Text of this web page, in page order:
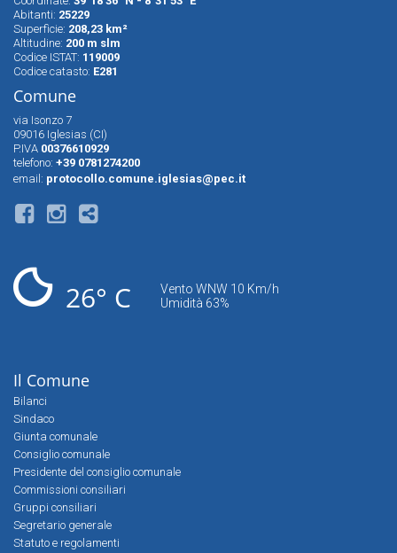
Abitanti: 25229
Superfìcie: 208,23 km²
Altitudine: 200 m slm
Codice ISTAT: 119009
Codice catasto: E281
Comune
via Isonzo 7
09016 Iglesias (CI)
P.IVA 00376610929
telefono: +39 0781274200
email: protocollo.comune.iglesias@pec.it
26° C
Vento WNW 10 Km/h
Umidità 63%
Il Comune
Bilanci
Sindaco
Giunta comunale
Consiglio comunale
Presidente del consiglio comunale
Commissioni consiliari
Gruppi consiliari
Segretario generale
Statuto e regolamenti